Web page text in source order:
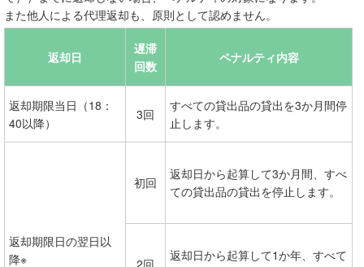
また他人による代理返却も、原則として認めません。
返却日
遅滞
回数
ペナルティ内容
返却期限当日（18：
40以降）
3回
すべての貸出品の貸出を3か月間停
止します。
返却期限日の翌日以
降※
初回
返却日から起算して3か月間、すべ
ての貸出品の貸出を停止します。
2回
返却日から起算して1か年、すべて